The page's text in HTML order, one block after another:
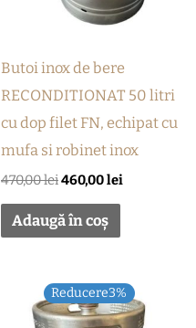
Butoi inox de bere
RECONDITIONAT 50 litri
cu dop filet FN, echipat cu
mufa si robinet inox
470,00lei460,00lei
Adaugă în coș
Reducere3%
Prețul
inițial
Prețul
curent